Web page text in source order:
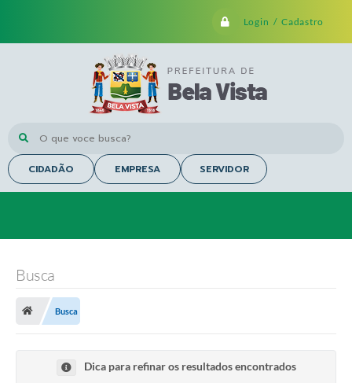
Login / Cadastro
O que voce busca?
CIDADÃO EMPRESA SERVIDOR
Busca
Busca
Dica para refinar os resultados encontrados